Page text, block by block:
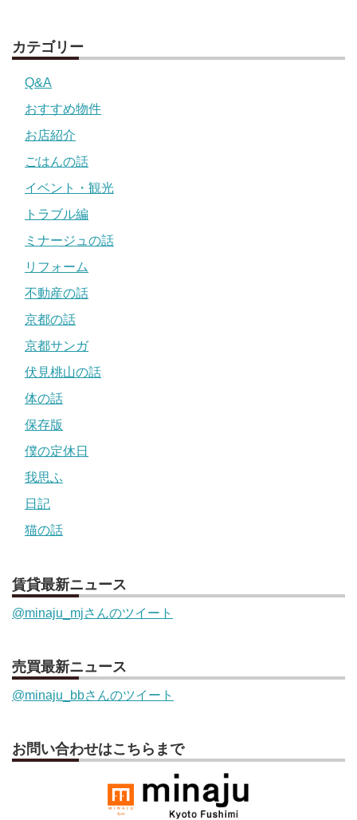
カテゴリー
Q&A
おすすめ物件
お店紹介
ごはんの話
イベント・観光
トラブル編
ミナージュの話
リフォーム
不動産の話
京都の話
京都サンガ
伏見桃山の話
体の話
保存版
僕の定休日
我思ふ
日記
猫の話
賃貸最新ニュース
@minaju_mjさんのツイート
売買最新ニュース
@minaju_bbさんのツイート
お問い合わせはこちらまで